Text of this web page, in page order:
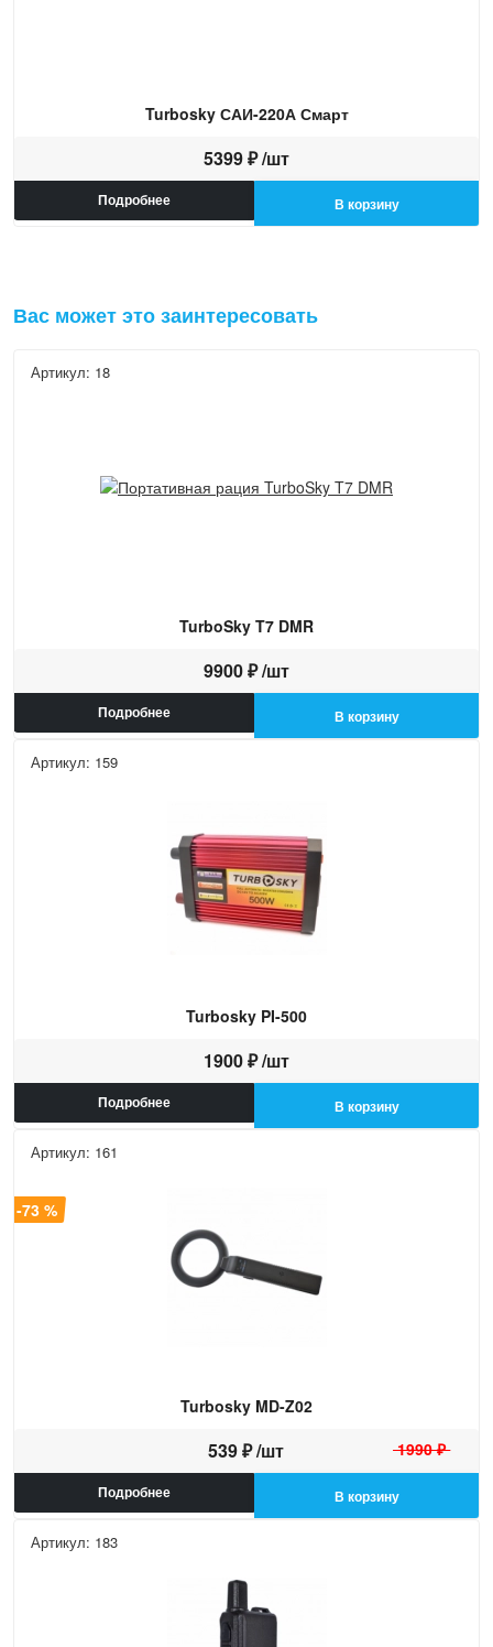
Turbosky САИ-220А Смарт
5399 ₽ /шт
Подробнее В корзину
Вас может это заинтересовать
Артикул: 18
TurboSky T7 DMR
9900 ₽ /шт
Подробнее В корзину
Артикул: 159
Turbosky PI-500
1900 ₽ /шт
Подробнее В корзину
Артикул: 161
-73 %
Turbosky MD-Z02
539 ₽ /шт 1990 ₽
Подробнее В корзину
Артикул: 183